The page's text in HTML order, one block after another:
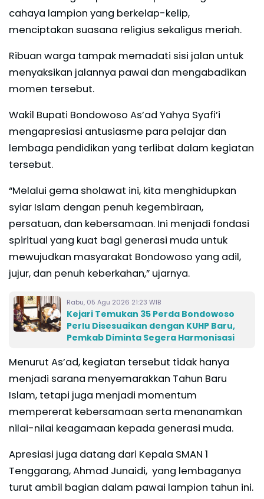
cahaya lampion yang berkelap-kelip,
menciptakan suasana religius sekaligus meriah.
Ribuan warga tampak memadati sisi jalan untuk
menyaksikan jalannya pawai dan mengabadikan
momen tersebut.
Wakil Bupati Bondowoso As’ad Yahya Syafi’i
mengapresiasi antusiasme para pelajar dan
lembaga pendidikan yang terlibat dalam kegiatan
tersebut.
“Melalui gema sholawat ini, kita menghidupkan
syiar Islam dengan penuh kegembiraan,
persatuan, dan kebersamaan. Ini menjadi fondasi
spiritual yang kuat bagi generasi muda untuk
mewujudkan masyarakat Bondowoso yang adil,
jujur, dan penuh keberkahan,” ujarnya.
Rabu, 05 Agu 2026 21:23 WIB
Kejari Temukan 35 Perda Bondowoso
Perlu Disesuaikan dengan KUHP Baru,
Pemkab Diminta Segera Harmonisasi
Menurut As’ad, kegiatan tersebut tidak hanya
menjadi sarana menyemarakkan Tahun Baru
Islam, tetapi juga menjadi momentum
mempererat kebersamaan serta menanamkan
nilai-nilai keagamaan kepada generasi muda.
Apresiasi juga datang dari Kepala SMAN 1
Tenggarang, Ahmad Junaidi, yang lembaganya
turut ambil bagian dalam pawai lampion tahun ini.